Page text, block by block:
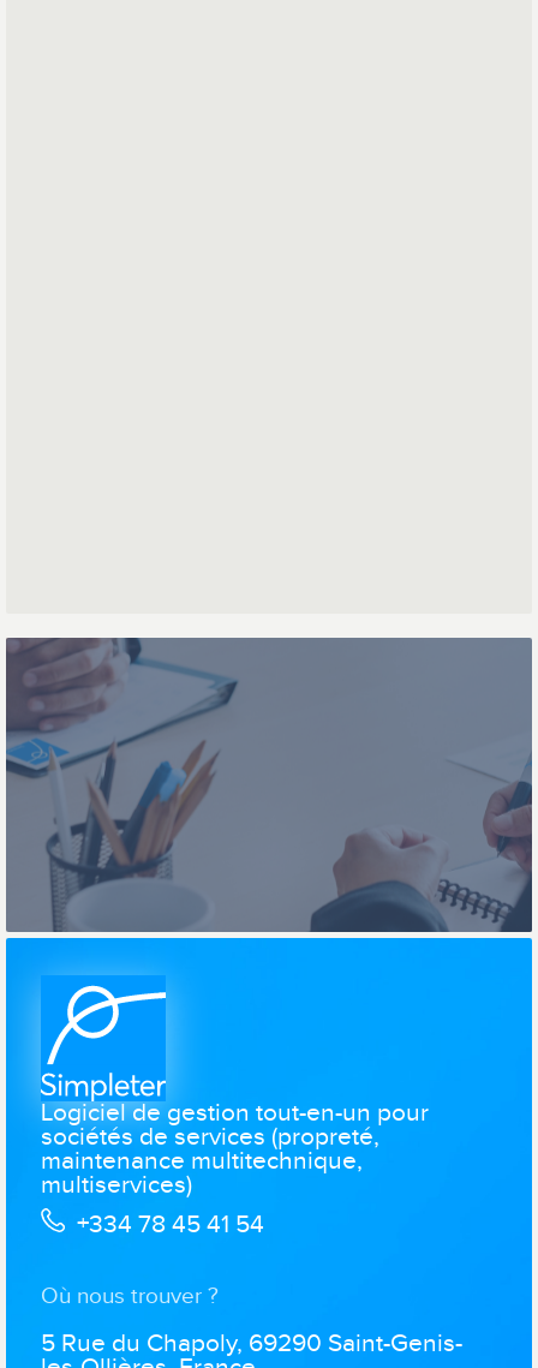
Logiciel de gestion tout-en-un pour
sociétés de services (propreté,
maintenance multitechnique,
multiservices)
+334 78 45 41 54
Où nous trouver ?
5 Rue du Chapoly, 69290 Saint-Genis-